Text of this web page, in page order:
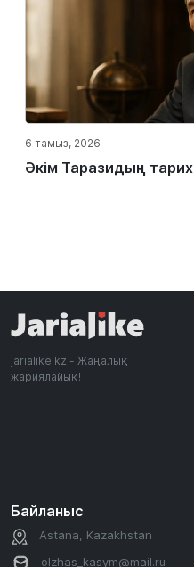
6 тамыз, 2026
Әкім Таразидың тарих
jarialike.kz - Жаңалық
жариялайық!
Байланыс
Astana, Kazakhstan
olzhas_kasym@mail.ru